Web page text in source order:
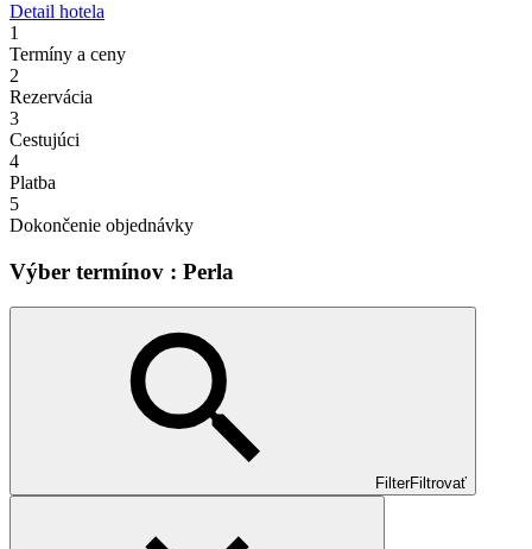
Detail hotela
1
Termíny a ceny
2
Rezervácia
3
Cestujúci
4
Platba
5
Dokončenie objednávky
Výber termínov : Perla
FilterFiltrovať